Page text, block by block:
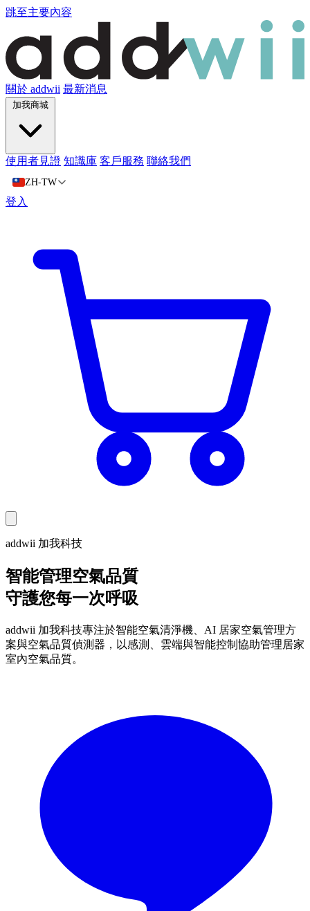
跳至主要內容
關於 addwii 最新消息
加我商城
使用者見證 知識庫 客戶服務 聯絡我們
ZH-TW
登入
addwii 加我科技
智能管理空氣品質
守護您每一次呼吸
addwii 加我科技專注於智能空氣清淨機、AI 居家空氣管理方
案與空氣品質偵測器，以感測、雲端與智能控制協助管理居家
室內空氣品質。